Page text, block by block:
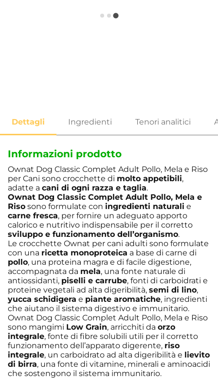
Informazioni prodotto
Ownat Dog Classic Complet Adult Pollo, Mela e Riso
per Cani sono crocchette di molto appetibili,
adatte a cani di ogni razza e taglia.
Ownat Dog Classic Complet Adult Pollo, Mela e
Riso sono formulate con ingredienti naturali e
carne fresca, per fornire un adeguato apporto
calorico e nutritivo indispensabile per il corretto
sviluppo e funzionamento dell’organismo.
Le crocchette Ownat per cani adulti sono formulate
con una ricetta monoproteica a base di carne di
pollo, una proteina magra e di facile digestione,
accompagnata da mela, una fonte naturale di
antiossidanti, piselli e carrube, fonti di carboidrati e
proteine vegetali ad alta digeribilità, semi di lino,
yucca schidigera e piante aromatiche, ingredienti
che aiutano il sistema digestivo e immunitario.
Ownat Dog Classic Complet Adult Pollo, Mela e Riso
sono mangimi Low Grain, arricchiti da orzo
integrale, fonte di fibre solubili utili per il corretto
funzionamento dell’apparato digerente, riso
integrale, un carboidrato ad alta digeribilità e lievito
di birra, una fonte di vitamine, minerali e aminoacidi
che sostengono il sistema immunitario.